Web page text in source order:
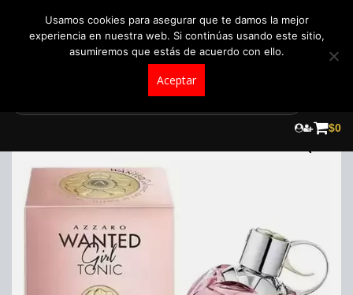
$0
Usamos cookies para asegurar que te damos la mejor
experiencia en nuestra web. Si continúas usando este sitio,
asumiremos que estás de acuerdo con ello.
Aceptar